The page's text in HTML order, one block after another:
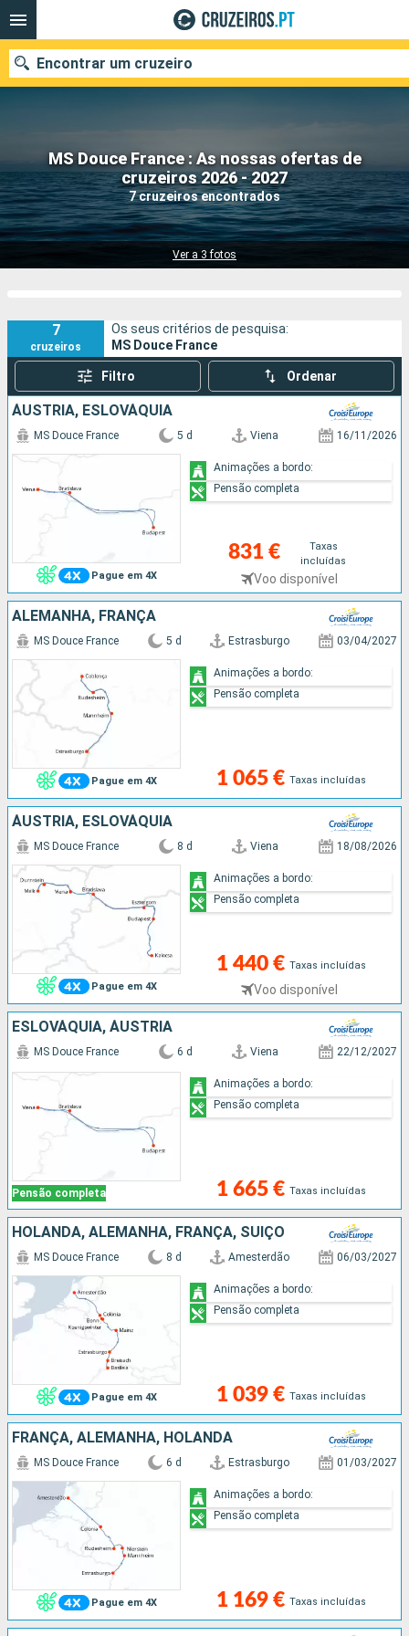
MS Douce France : As nossas ofertas de
cruzeiros 2026 - 2027
7 cruzeiros encontrados
Ver a 3 fotos
Encontrar um cruzeiro
Quando ir?
Data de partida
7
cruzeiros
Os seus critérios de pesquisa:
MS Douce France
Filtro Ordenar
ÁUSTRIA, ESLOVÁQUIA
Pague em 4X
MS Douce France 5 d Viena 16/11/2026
831 €
Taxas
incluídas
Voo disponível
Animações a bordo:
Pensão completa
ALEMANHA, FRANÇA
Pague em 4X
MS Douce France 5 d Estrasburgo 03/04/2027
1 065 € Taxas incluídas
Animações a bordo:
Pensão completa
ÁUSTRIA, ESLOVÁQUIA
Pague em 4X
MS Douce France 8 d Viena 18/08/2026
1 440 € Taxas incluídas
Voo disponível
Animações a bordo:
Pensão completa
ESLOVÁQUIA, ÁUSTRIA
Pensão completa
MS Douce France 6 d Viena 22/12/2027
1 665 € Taxas incluídas
Animações a bordo:
Pensão completa
HOLANDA, ALEMANHA, FRANÇA, SUÍÇO
Pague em 4X
MS Douce France 8 d Amesterdão 06/03/2027
1 039 € Taxas incluídas
Animações a bordo:
Pensão completa
FRANÇA, ALEMANHA, HOLANDA
Pague em 4X
MS Douce France 6 d Estrasburgo 01/03/2027
1 169 € Taxas incluídas
Animações a bordo:
Pensão completa